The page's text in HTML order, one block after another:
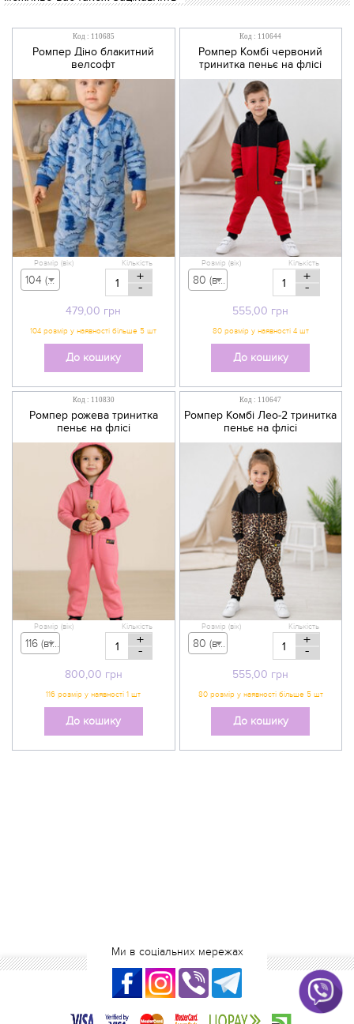
Код : 110685
Ромпер Діно блакитний
велсофт
479,00 грн
Розмір (вік)
104 (вік 3-4 р) - 479,00 грн
Кількість
+
-
До кошику
Код : 110644
Ромпер Комбі червоний
тринитка пеньє на флісі
555,00 грн
Розмір (вік)
80 (вік 9-12 міс) - 555,00 грн
Кількість
+
-
До кошику
Код : 110830
Ромпер рожева тринитка
пеньє на флісі
800,00 грн
Розмір (вік)
116 (вік 5-6 р) - 800,00 грн
Кількість
+
-
До кошику
Код : 110647
Ромпер Комбі Лео-2 тринитка
пеньє на флісі
555,00 грн
Розмір (вік)
80 (вік 9-12 міс) - 555,00 грн
Кількість
+
-
До кошику
Ми в соціальних мережах